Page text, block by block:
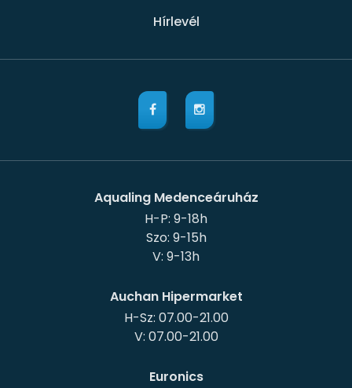
Hírlevél
Aqualing Medenceáruház
H-P: 9-18h
Szo: 9-15h
Auchan Hipermarket
H-Sz: 07.00-21.00
V: 07.00-21.00
Euronics